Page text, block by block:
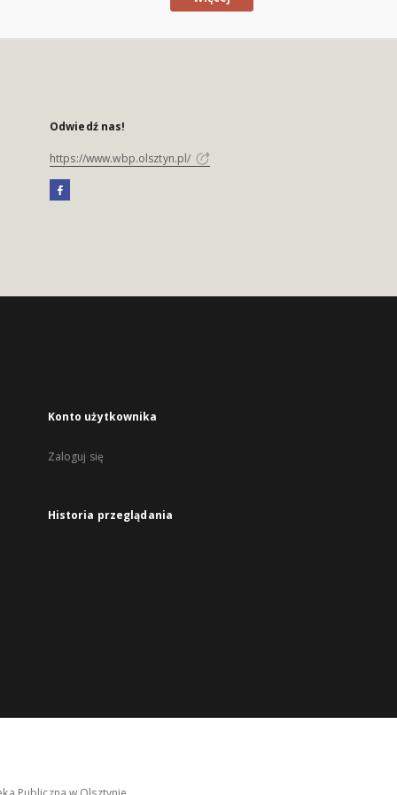
Odwiedź nas!
https://www.wbp.olsztyn.pl/
Konto użytkownika
Zaloguj się
Historia przeglądania